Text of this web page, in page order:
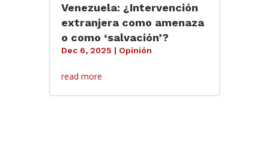
Venezuela: ¿Intervención
extranjera como amenaza
o como ‘salvación’?
Dec 6, 2025 | Opinión
read more